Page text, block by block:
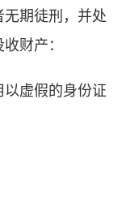
无期徒刑，并处
财产：
以虚假的身份证